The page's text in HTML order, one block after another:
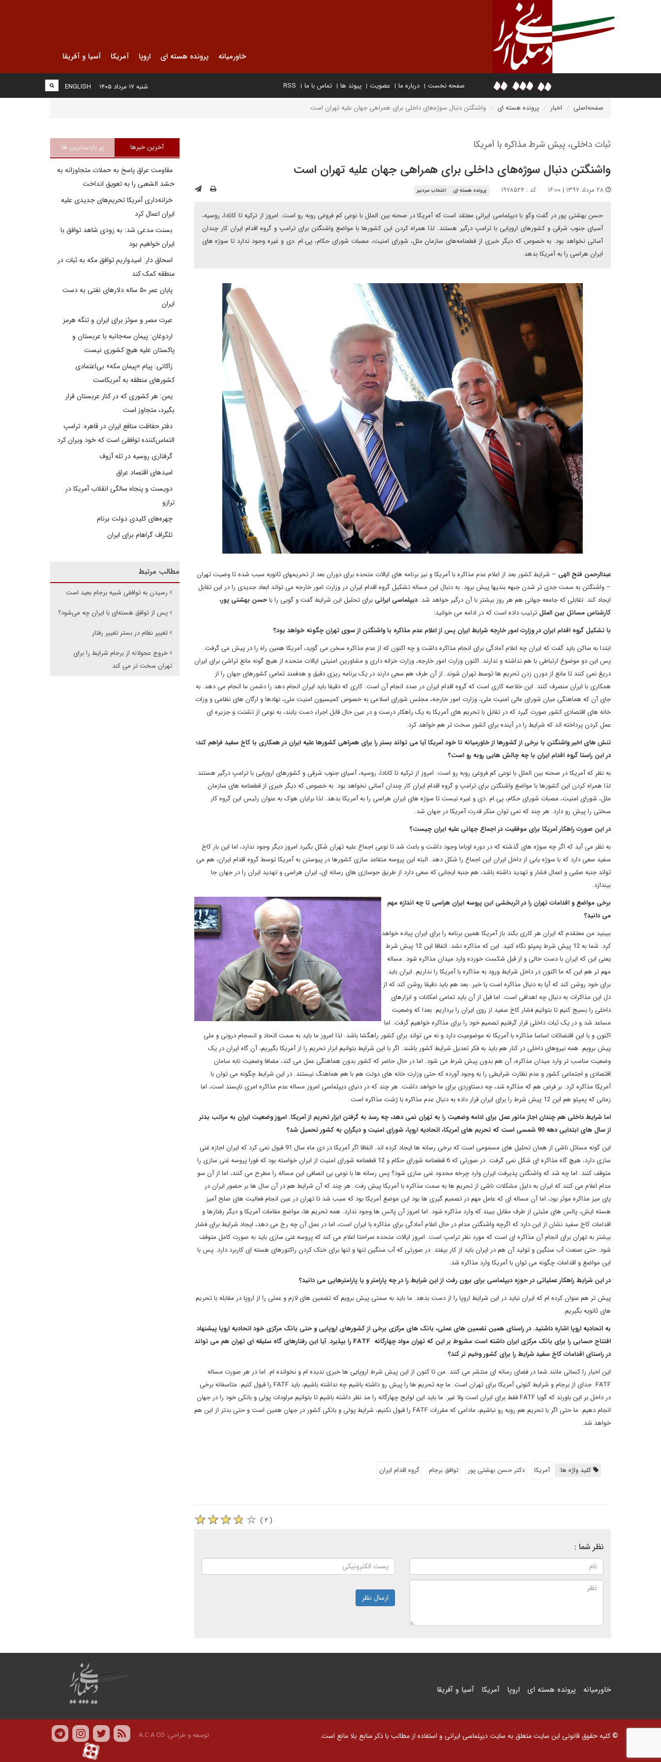
خاورمیانه پرونده هسته ای اروپا آمریکا آسیا و آفریقا
صفحه نخست درباره ما عضویت پیوند ها تماس با ما RSS
ENGLISH شنبه ۱۷ مرداد ۱۴۰۵
صفحه‌اصلی اخبار پرونده هسته ای واشنگتن دنبال سوژه‌های داخلی برای همراهی جهان علیه تهران است
ثبات داخلی، پیش شرط مذاکره با آمریکا
واشنگتن دنبال سوژه‌های داخلی برای همراهی جهان علیه تهران است
کد : ۱۹۷۸۵۲۴ پرونده هسته ای انتخاب سردبیر
حسن بهشتی پور در گفت وگو با دیپلماسی ایرانی معتقد است که آمریکا در صحنه بین الملل با نوعی کم فروغی روبه رو است. امروز از ترکیه تا کانادا، روسیه،
آسیای جنوب شرقی و کشورهای اروپایی با ترامپ درگیر هستند. لذا همراه کردن این کشورها با مواضع واشنگتن برای ترامپ و گروه اقدام ایران کار چندان
آسانی نخواهد بود. به خصوص که دیگر خبری از قطعنامه‌های سازمان ملل، شورای امنیت، مصبات شورای حکام، پی.ام .دی و غیره وجود ندارد تا سوژه های
ایران هراسی را به آمریکا بدهد.
عبدالرحمن فتح الهی – شرایط کشور بعد از اعلام عدم مذاکره با آمریکا و نیز برنامه های ایالات متحده برای دوران بعد از تحریمهای ثانویه سبب شده تا وضیت تهران
– واشنگتن به سمت جدی تر شدن جبهه بندیها پیش برود. به دنبال این مساله تشکیل گروه اقدام ایران در وزارت امور خارجه می تواند ابعاد جدیدی را در این تقابل
ایجاد کند. تقابلی که جامعه جهانی هم هر روز بیشتر با آن درگیر خواهد شد. دیپلماسی ایرانی برای تحلیل این شرایط گفت و گویی را باحسن بهشتی پور،
کارشناس مسائل بین الملل ترتیب داده است که در ادامه می خوانید:
با تشکیل گروه اقدام ایران در وزارت امور خارجه شرایط ایران پس از اعلام عدم مذاکره با واشنگتن از سوی تهران چگونه خواهد بود؟
ابتدا به ساکن باید گفت که ایران چه اعلام آمادگی برای انجام مذاکره داشت و چه اکنون که از عدم مذاکره سخن می گوید، آمریکا همین راه را در پیش می گرفت.
پس این دو موضوع ارتباطی با هم نداشته و ندارند. اکنون وزارت امور خارجه، وزارت خزانه داری و مشاورین امنیتی ایالات متحده از هیچ گونه مانع تراشی برای ایران
دریغ نمی کنند تا مانع از دورن زدن تحریم ها توسط تهران شوند. از آن طرف هم سعی دارند در یک برنامه ریزی دقیق و هدفمند تمامی کشورهای جهان را از
همکاری با ایران منصرف کنند. این خلاصه کاری است که گروه اقدام ایران در صدد انجام آن است. کاری که دقیقا باید ایران انجام دهد را دشمن ما انجام می دهد. به
جای آن که هماهنگی میان شورای عالی امنیت ملی، وزارت امور خارجه، مجلس شورای اسلامی به خصوص کمیسیون امنیت ملی، نهادها و ارگان های نظامی و وزات
خانه های اقتصادی کشور صورت گیرد که در تقابل با تحریم های آمریکا به یک راهکار درست و در عین حال قابل اجراء دست یابند، به نوعی از تشتت و جزیره ای
عمل کردن پرداخته اند که شرایط را در آینده برای کشور سخت تر هم خواهد کرد.
تنش های اخیر واشنگتن با برخی از کشورها از خاورمیانه تا خود آمریکا آیا می تواند بستر را برای همراهی کشورها علیه ایران در همکاری با کاخ سفید فراهم کند؛
در این راستا گروه اقدام ایران با چه چالش هایی روبه رو است؟
به نظر که آمریکا در صحنه بین الملل با نوعی کم فروغی روبه رو است. امروز از ترکیه تا کانادا، روسیه، آسیای جنوب شرقی و کشورهای اروپایی با ترامپ درگیر هستند.
لذا همراه کردن این کشورها با مواضع واشنگتن برای ترامپ و گروه اقدام ایران کار چندان آسانی نخواهد بود. به خصوص که دیگر خبری از قطعنامه های سازمان
ملل، شورای امنیت، مصبات شورای حکام، پی.ام .دی و غیره نیست تا سوژه های ایران هراسی را به آمریکا بدهد. لذا برایان هوک به عنوان رئیس این گروه کار
سختی را پیش رو دارد. هر چند که نمی توان منکر قدرت آمریکا در جهان شد.
در این صورت راهکار آمریکا برای موفقیت در اجماع جهانی علیه ایران چیست؟
به نظر می آید که اگر چه سوژه های گذشته که در دوره اوباما وجود داشت و باعث شد تا نوعی اجماع علیه تهران شکل بگیرد امروز دیگر وجود ندارد، اما این بار کاخ
سفید سعی دارد که با سوژه یابی از داخل ایران این اجماع را شکل دهد. البته این پروسه متقاعد سازی کشورها در پیوستن به آمریکا توسط گروه اقدام ایران، هم می
تواند جنبه صلبی و اعمال فشار و تهدید داشته باشد، هم جنبه ایجابی که سعی دارد از طریق جوسازی های رسانه ای، ایران هراسی و تهدید ایران را در جهان جا
بیندازد.
برخی مواضع و اقدامات تهران را در اثربخشی این پروسه ایران هراسی تا چه اندازه مهم
می دانید؟
ببینید من معتقدم که ایران هر کاری بکند باز آمریکا همین برنامه را برای ایران پیاده خواهد
کرد. شما به 12 پیش شرط پمپئو نگاه کنید. این که مذاکره نشد. اتفاقا این 12 پیش شرط
یعنی این که ایران با دست خالی و از قبل شکست خورده وارد میدان مذاکره شود. مساله
مهم تر هم این که ما اکنون در داخل شرایط ورود به مذاکره با آمریکا را نداریم. ایران باید
برای خود روشن کند که آیا به دنبال مذاکره است یا خیر. بعد هم باید دقیقا روشن کند که از
دل این مذاکرات به دنبال چه اهدافی است. اما قبل از آن باید تمامی امکانات و ابزارهای
داخلی را بسیج کنیم تا بتوانیم فشار کاخ سفید از روی ایران را برداریم. بعدا که وضعیت
مساعد شد و در یک ثبات داخلی قرار گرفتیم تصمیم خود را برای مذاکره خواهیم گرفت. اما
اکنون و با این اقتضائات اساسا مذاکره با آمریکا نه موضوعیت دارد و نه می تواند برای کشور راهگشا باشد. لذا امروز ما باید به سمت اتحاد و انسجام درونی و ملی
پیش برویم. همه نیروهای داخلی در کنار هم باید به فکر تعدیل شرایط کشور باشند. اگر با این شرایط بتوانیم ابزار تحریم را از آمریکا بگیریم، آن گاه ایران در یک
وضعیت مناسب تر وارد میدان مذاکره، آن هم بدون پیش شرط می شود. اما در حال حاضر که کشور بدون هماهنگی عمل می کند، مضافا وضعیت نابه سامان
اقتصادی و اجتماعی کشور و عدم نظارت شرایطی را به وجود آورده که حتی وزارت خانه های دولت هم با هم هماهنگ نیستند. در این شرایط چگونه می توان با
آمریکا مذاکره کرد. بر فرض هم که مذاکره شد، چه دستاوردی برای ما خواهد داشت. هر چند که در دنیای دیپلماسی امروز مساله عدم مذاکره امری ناپسند است، اما
زمانی که پمپئو هم این 12 پیش شرط را برای ایران قرار داده به دنبال عدم مذاکره با ژشت مذاکره است.
اما شرایط داخلی هم چندان اجاز مانور عمل برای ادامه وضعیت را به تهران نمی دهد، چه رسد به گرفتن ابزار تحریم از آمریکا. امروز وضعیت ایران به مراتب بدتر
از سال های ابتدایی دهه 90 شمسی است که تحریم های آمریکا، اتحادیه اروپا، شورای امنیت و دیگران به کشور تحمیل شد؟
این گونه مسائل ناشی از همان تحلیل های مسمومی است که برخی رسانه ها ایجاد کرده اند. اتفاقا اگر آمریکا در دی ماه سال 91 قبول نمی کرد که ایران اجازه غنی
سازی دارد، هیچ گاه مذاکره ای شکل نمی گرفت. در صورتی که 6 قطعنامه شورای حکام و 12 قطعنامه شورای امنیت از ایران خواسته بود که فورا پروسه غنی سازی را
متوقف کنند. اما چه شد که واشنگتن پذیرفت ایران وارد چرخه محدود غنی سازی شود؟ پس رسانه ها با نوعی بی انصافی این مساله را مطرح می کنند، اما از آن سو
مدام اعلام می کنند که ایران به دلیل مشکلات ناشی از تحریم ها به سمت مذاکره با آمریکا پیش رفت. هر چند که آن شرایط هم در آن سال ها بر حضور ایران در
پای میز مذاکره موثر بود، اما آن مساله ای که عامل مهم در تصمیم گیری ها بود این موضع آمریکا بود که سبب شد تا تهران در عین انجام فعالیت های صلح آمیز
هسته ایش، پالس های مثبتی از طرف مقابل ببیند که وارد مذاکره شود. اما امروز آن پالس ها وجود ندارد. همه تحریم ها، مواضع مقامات آمریکا و دیگر رفتارها و
اقدامات کاخ سفید نشان از این دارد که اگرچه واشنگتن مدام در حال اعلام آمادگی برای مذاکره با ایران است، اما در عمل آن چه رخ می دهد، ایجاد شرایط برای فشار
بیشتر به تهران برای انجام آن مذاکره ای است که مورد نظر ترامپ است. امروز ایالات متحده صراحتا اعلام می کند که پروسه غنی سازی باید به صورت کامل متوقف
شود. حتی صنعت آب سنگین و تولید آن هم در ایران باید از کار بیفتد. در صورتی که آب سنگین تنها و تنها برای خنک کردن راکتورهای هسته ای کاربرد دارد. پس با
این مواضع و اقدامات چگونه می توان با آمریکا وارد مذاکره شد.
در این شرایط راهکار عملیاتی در حوزه دیپلماسی برای برون رفت از این شرایط را در چه پارامتر و یا پارامترهایی می دانید؟
پیش تر هم عنوان کرده ام که ایران نباید در این شرایط اروپا را از دست بدهد. ما باید به سمتی پیش برویم که تضمین های لازم و عملی را از اروپا در مقابله با تحریم
های ثانویه بگیریم.
به اتحادیه اروپا اشاره داشتید. در راستای همین تضمین های عملی، بانک های مرکزی برخی از کشورهای اروپایی و حتی بانک مرکزی خود اتحادیه اروپا پیشنهاد
افتتاح حسابی را برای بانک مرکزی ایران داشته است مشروط بر این که تهران مواد چهارگانه FATF را بپذیرد. آیا این رفتارهای گاه سلیقه ای تهران هم می تواند
در راستای اقدامات کاخ سفید شرایط را برای کشور وخیم تر کند؟
این اخبار را کسانی مانند شما در فضای رسانه ای منتشر می کنند. من تا کنون از این پیش شرط اروپایی ها خبری ندیده ام و نخوانده ام. اما در هر صورت مساله
FATF جدای از برجام و شرایط کنونی آمریکا برای تهران است. ما چه تحریم ها را پیش رو داشته باشیم چه نداشته باشیم، باید FATF را قبول کنیم. متاسفانه برخی
در داخل بر این باورند که گویاFATFفقط برای ایران است ولا غیر. ما باید این لوایح چهارگانه را مد نظر داشته باشیم تا بتوانیم مراودات پولی و بانکی خود را در جهان
انجام دهیم. ما حتی اگر با تحریم هم روبه رو نباشیم، مادامی که مقررات FATF را قبول نکنیم، شرایط پولی و بانکی کشور در جهان همین است و حتی بدتر از این هم
خواهد شد.
کلید واژه ها: آمریکا دکتر حسن بهشتی پور توافق برجام گروه اقدام ایران
( ۲ )
نظر شما :
ارسال نظر
آخرین خبرها پر بازدیدترین ها
مقاومت عراق پاسخ به حملات متجاوزانه به
حشد الشعبی را به تعویق انداخت
خزانه‌داری آمریکا تحریم‌های جدیدی علیه
ایران اعمال کرد
بسنت مدعی شد: به زودی شاهد توافق با
ایران خواهیم بود
اسحاق دار: امیدواریم توافق مکه به ثبات در
منطقه کمک کند
پایان عمر ۵۰ ساله دلارهای نفتی به دست
ایران
عبرت مصر و سوئز برای ایران و تنگه هرمز
اردوغان: پیمان سه‌جانبه با عربستان و
پاکستان علیه هیچ کشوری نیست
زاکانی: پیام «پیمان مکه» بی‌اعتمادی
کشورهای منطقه به آمریکاست
یمن: هر کشوری که در کنار عربستان قرار
بگیرد، متجاوز است
دفتر حفاظت منافع ایران در قاهره: ترامپ
التماس‌کننده توافقی است که خود ویران کرد
گرفتاری روسیه در تله آزوف
امیدهای اقتصاد عراق
دویست و پنجاه سالگی انقلاب آمریکا در
ترازو
چهره‌های کلیدی دولت برنام
تلگراف گراهام برای ایران
مطالب مرتبط
رسیدن به توافقی شبیه برجام بعید است
پس از توافق هسته‌ای با ایران چه می‌شود؟
تغییر نظام در بستر تغییر رفتار
خروج عجولانه از برجام شرایط را برای
تهران سخت تر می کند
خاورمیانه پرونده هسته ای اروپا آمریکا آسیا و آفریقا
© کلیه حقوق قانونی این سایت متعلق به سایت دیپلماسی ایرانی و استفاده از مطالب با ذکر منابع بلا مانع است. توسعه و طراحی: A.C.A CO